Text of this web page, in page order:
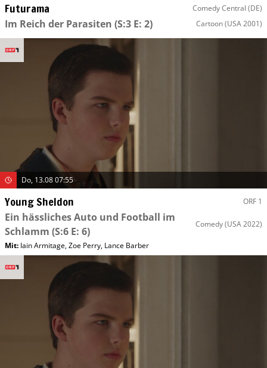
Futurama Comedy Central (DE)
Im Reich der Parasiten (S:3 E: 2) Cartoon(USA 2001)
Do, 13.08 07:55
Young Sheldon ORF 1
Ein hässliches Auto und Football im
Schlamm (S:6 E: 6)
Comedy(USA 2022)
Mit: Iain Armitage,Zoe Perry, Lance Barber